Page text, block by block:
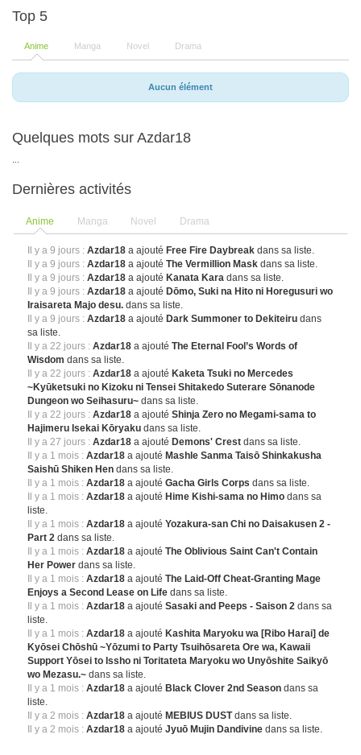
Top 5
Anime Manga Novel Drama
Aucun élément
Quelques mots sur Azdar18
Dernières activités
Anime Manga Novel Drama
Il y a 9 jours : Azdar18 a ajouté Free Fire Daybreak dans sa liste.
Il y a 9 jours : Azdar18 a ajoutéThe Vermillion Maskdans sa liste.
Il y a 9 jours : Azdar18 a ajouté Kanata Kara dans sa liste.
Il y a 9 jours : Azdar18 a ajouté Dōmo, Suki na Hito ni Horegusuri wo
Iraisareta Majo desu. dans sa liste.
Il y a 9 jours : Azdar18 a ajouté Dark Summoner to Dekiteiru dans
sa liste.
Il y a 22 jours : Azdar18 a ajoutéThe Eternal Fool’s Words of
Wisdom dans sa liste.
Il y a 22 jours : Azdar18 a ajouté Kaketa Tsuki no Mercedes
~Kyūketsuki no Kizoku ni Tensei Shitakedo Suterare Sōnanode
Dungeon wo Seihasuru~ dans sa liste.
Il y a 22 jours : Azdar18 a ajoutéShinja Zero no Megami-sama to
Hajimeru Isekai Kōryaku dans sa liste.
Il y a 27 jours : Azdar18 a ajouté Demons' Crest dans sa liste.
Il y a 1 mois : Azdar18 a ajouté Mashle Sanma Taisō Shinkakusha
Saishū Shiken Hen dans sa liste.
Il y a 1 mois : Azdar18 a ajoutéGacha Girls Corps dans sa liste.
Il y a 1 mois : Azdar18 a ajouté Hime Kishi-sama no Himo dans sa
liste.
Il y a 1 mois : Azdar18 a ajoutéYozakura-san Chi no Daisakusen 2 -
Part 2 dans sa liste.
Il y a 1 mois : Azdar18 a ajoutéThe Oblivious Saint Can't Contain
Her Power dans sa liste.
Il y a 1 mois : Azdar18 a ajoutéThe Laid-Off Cheat-Granting Mage
Enjoys a Second Lease on Life dans sa liste.
Il y a 1 mois : Azdar18 a ajoutéSasaki and Peeps - Saison 2 dans sa
liste.
Il y a 1 mois : Azdar18 a ajouté Kashita Maryoku wa [Ribo Harai] de
Kyōsei Chōshū ~Yōzumi to Party Tsuihōsareta Ore wa, Kawaii
Support Yōsei to Issho ni Toritateta Maryoku wo Unyōshite Saikyō
wo Mezasu.~ dans sa liste.
Il y a 1 mois : Azdar18 a ajouté Black Clover 2nd Season dans sa
liste.
Il y a 2 mois : Azdar18 a ajouté MEBIUS DUSTdans sa liste.
Il y a 2 mois : Azdar18 a ajoutéJyuō Mujin Dandivine dans sa liste.